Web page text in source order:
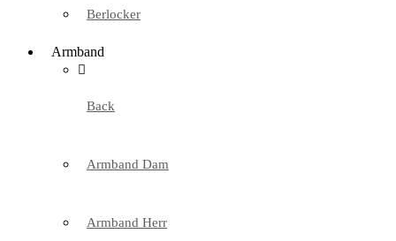
Berlocker
Armband
Back
Armband Dam
Armband Herr